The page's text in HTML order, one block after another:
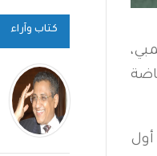
كتاب وآراء